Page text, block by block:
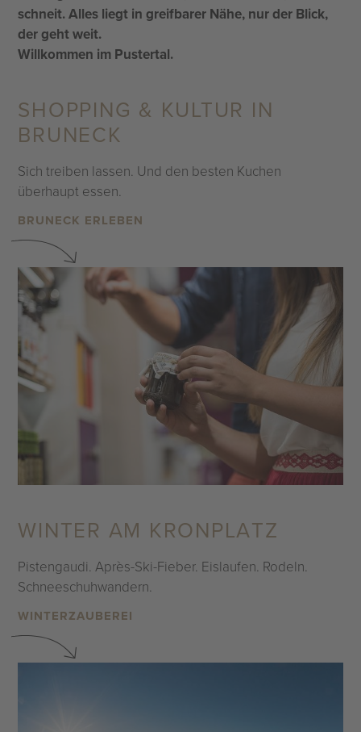
schneit. Alles liegt in greifbarer Nähe, nur der Blick,
der geht weit.
Willkommen im Pustertal.
SHOPPING & KULTUR IN
BRUNECK
Sich treiben lassen. Und den besten Kuchen
überhaupt essen.
BRUNECK ERLEBEN
WINTER AM KRONPLATZ
Pistengaudi. Après-Ski-Fieber. Eislaufen. Rodeln.
Schneeschuhwandern.
WINTERZAUBEREI